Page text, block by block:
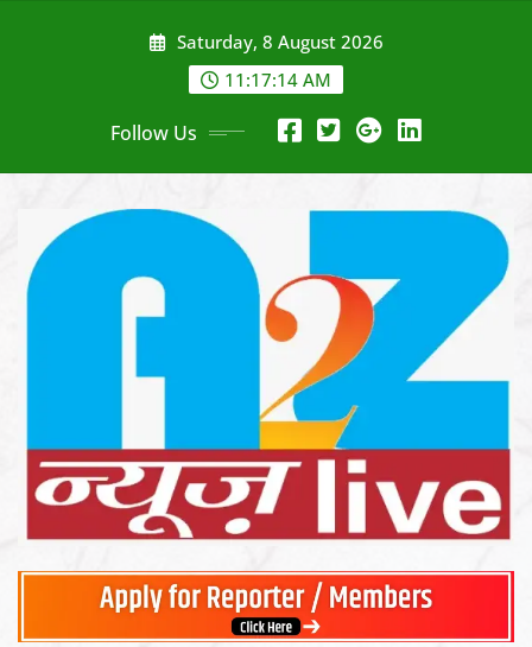
Saturday, 8 August 2026
11:17:16 AM
Follow Us